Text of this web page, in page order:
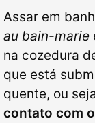
Assar em
au bain-marie
na cozedura
que está
quente, ou
contato com